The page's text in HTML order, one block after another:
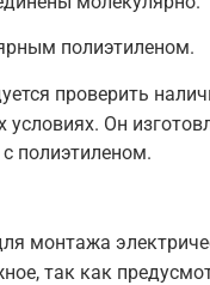
полиэтиленом.
проверить
Он
полиэтиленом.
монтажа
так как